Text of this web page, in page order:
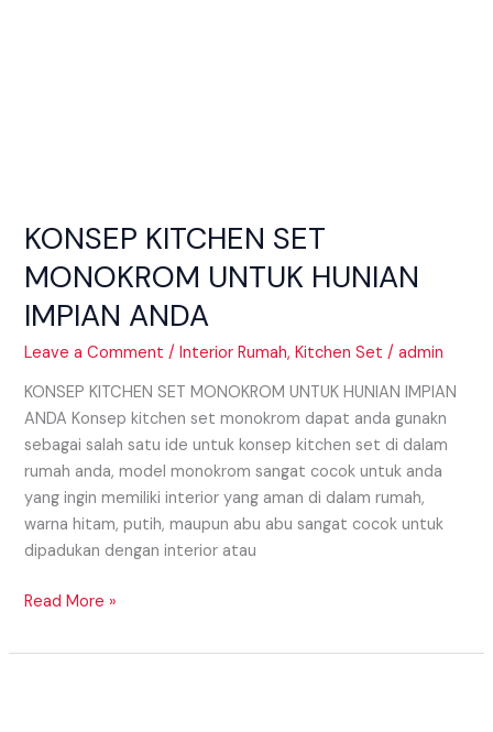
KONSEP KITCHEN SET
MONOKROM UNTUK HUNIAN
IMPIAN ANDA
Leave a Comment /Interior Rumah,Kitchen Set /admin
KONSEP KITCHEN SET MONOKROM UNTUK HUNIAN IMPIAN
ANDA Konsep kitchen set monokrom dapat anda gunakn
sebagai salah satu ide untuk konsep kitchen set di dalam
rumah anda, model monokrom sangat cocok untuk anda
yang ingin memiliki interior yang aman di dalam rumah,
warna hitam, putih, maupun abu abu sangat cocok untuk
dipadukan dengan interior atau
Read More »